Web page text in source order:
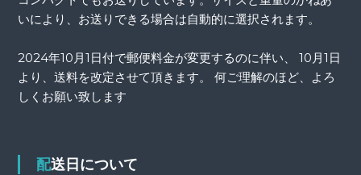
いにより、お送りできる場合は自動的に選択されます。
2024年10月1日付で郵便料金が変更するのに伴い、 10月1日
より、送料を改定させて頂きます。 何ご理解のほど、よろ
しくお願い致します
配送日について